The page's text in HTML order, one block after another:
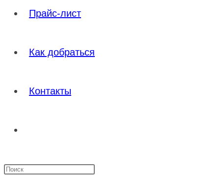
Прайс-лист
Как добраться
Контакты
поиск
Нажмите